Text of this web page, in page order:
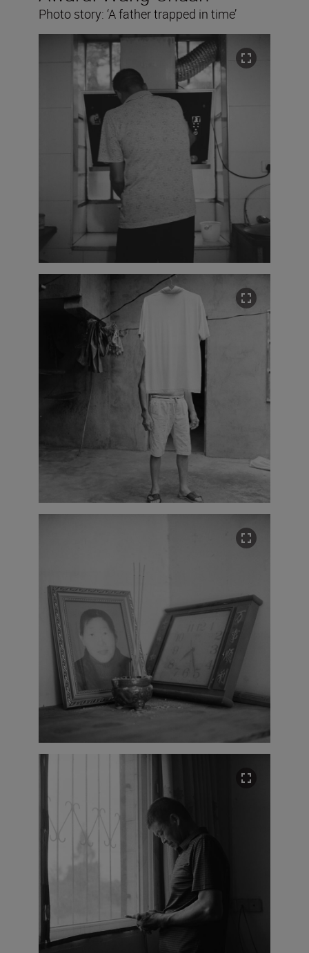
Photo story: ‘A father trapped in time’